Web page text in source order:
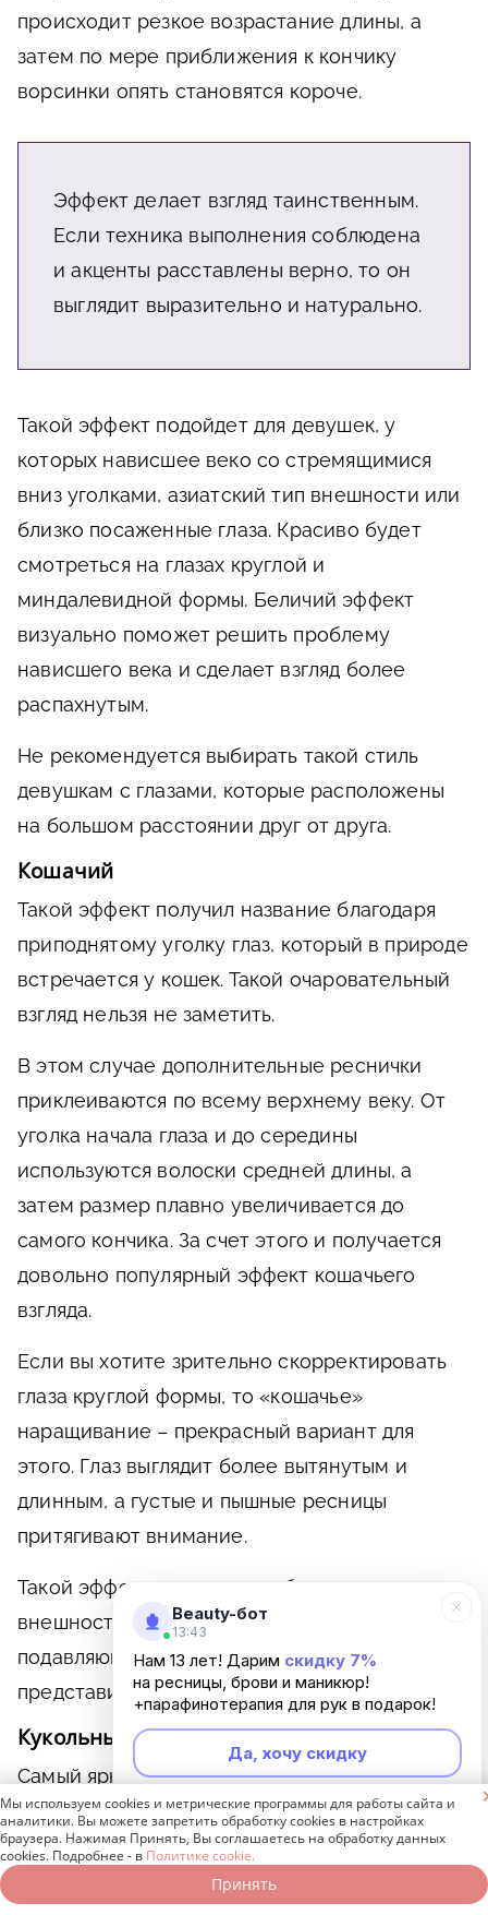
происходит резкое возрастание длины, а
затем по мере приближения к кончику
ворсинки опять становятся короче.
Эффект делает взгляд таинственным.
Если техника выполнения соблюдена
и акценты расставлены верно, то он
выглядит выразительно и натурально.
Такой эффект подойдет для девушек, у
которых нависшее веко со стремящимися
вниз уголками, азиатский тип внешности или
близко посаженные глаза. Красиво будет
смотреться на глазах круглой и
миндалевидной формы. Беличий эффект
визуально поможет решить проблему
нависшего века и сделает взгляд более
распахнутым.
Не рекомендуется выбирать такой стиль
девушкам с глазами, которые расположены
на большом расстоянии друг от друга.
Кошачий
Такой эффект получил название благодаря
приподнятому уголку глаз, который в природе
встречается у кошек. Такой очаровательный
взгляд нельзя не заметить.
В этом случае дополнительные реснички
приклеиваются по всему верхнему веку. От
уголка начала глаза и до середины
используются волоски средней длины, а
затем размер плавно увеличивается до
самого кончика. За счет этого и получается
довольно популярный эффект кошачьего
взгляда.
Если вы хотите зрительно скорректировать
глаза круглой формы, то «кошачье»
наращивание – прекрасный вариант для
этого. Глаз выглядит более вытянутым и
длинным, а густые и пышные ресницы
притягивают внимание.
Такой эффект позволяет добавить во
внешность восточного колорита. Он подходит
подавляющему большинству
представительниц прекрасного пола.
Кукольный (овальный)
Самый яркий вариант наращивания. Длинные
волоски приклеиваются по всему периметру
глаза и плавно переходят к более коротким,
приближаясь к внешнему и внутреннему
Beauty-бот
13:43
Нам 13 лет! Дарим скидку 7%
на ресницы, брови и маникюр!
+парафинотерапия для рук в подарок!
Да, хочу скидку
Неинтересно
Мы используем cookies и метрические программы для работы сайта и
аналитики. Вы можете запретить обработку cookies в настройках
браузера. Нажимая Принять, Вы соглашаетесь на обработку данных
cookies. Подробнее - в Политике cookie.
Принять